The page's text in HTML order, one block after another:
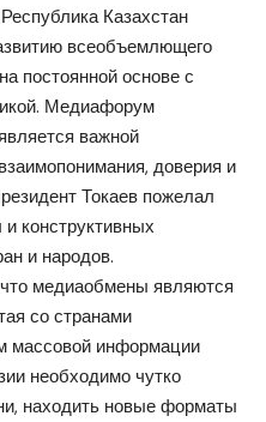
Казахстан
всеобъемлющего
постоянной основе с
Медиафорум
важной
доверия и
Токаев пожелал
конструктивных
и народов.
медиаобмены являются
со странами
массовой информации
необходимо чутко
находить новые форматы